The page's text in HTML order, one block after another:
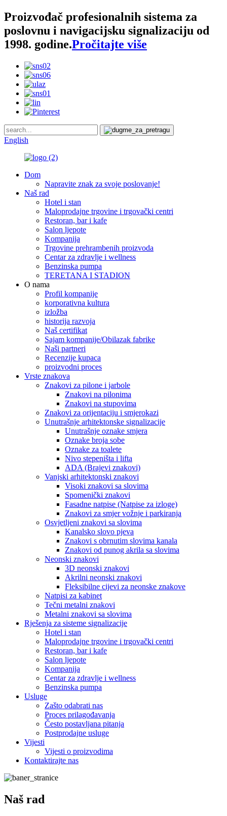
Proizvođač profesionalnih sistema za
poslovnu i navigacijsku signalizaciju od
1998. godine.Pročitajte više
English
Dom
Napravite znak za svoje poslovanje!
Naš rad
Hotel i stan
Maloprodajne trgovine i trgovački centri
Restoran, bar i kafe
Salon ljepote
Kompanija
Trgovine prehrambenih proizvoda
Centar za zdravlje i wellness
Benzinska pumpa
TERETANA I STADION
O nama
Profil kompanije
korporativna kultura
izložba
historija razvoja
Naš certifikat
Sajam kompanije/Obilazak fabrike
Naši partneri
Recenzije kupaca
proizvodni proces
Vrste znakova
Znakovi za pilone i jarbole
Znakovi na pilonima
Znakovi na stupovima
Znakovi za orijentaciju i smjerokazi
Unutrašnje arhitektonske signalizacije
Unutrašnje oznake smjera
Oznake broja sobe
Oznake za toalete
Nivo stepeništa i lifta
ADA (Brajevi znakovi)
Vanjski arhitektonski znakovi
Visoki znakovi sa slovima
Spomenički znakovi
Fasadne natpise (Natpise za izloge)
Znakovi za smjer vožnje i parkiranja
Osvjetljeni znakovi sa slovima
Kanalsko slovo pjeva
Znakovi s obrnutim slovima kanala
Znakovi od punog akrila sa slovima
Neonski znakovi
3D neonski znakovi
Akrilni neonski znakovi
Fleksibilne cijevi za neonske znakove
Natpisi za kabinet
Tečni metalni znakovi
Metalni znakovi sa slovima
Rješenja za sisteme signalizacije
Hotel i stan
Maloprodajne trgovine i trgovački centri
Restoran, bar i kafe
Salon ljepote
Kompanija
Centar za zdravlje i wellness
Benzinska pumpa
Usluge
Zašto odabrati nas
Proces prilagođavanja
Često postavljana pitanja
Postprodajne usluge
Vijesti
Vijesti o proizvodima
Kontaktirajte nas
Naš rad